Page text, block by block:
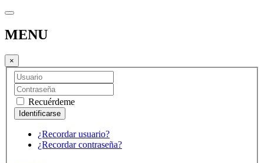
MENU
×
Recuérdeme
¿Recordar usuario?
¿Recordar contraseña?